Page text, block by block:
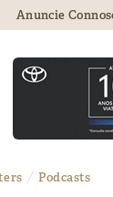
Anuncie
Podcasts